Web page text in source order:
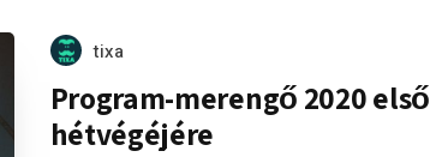
tixa
Program-merengő 2020 első
hétvégéjére